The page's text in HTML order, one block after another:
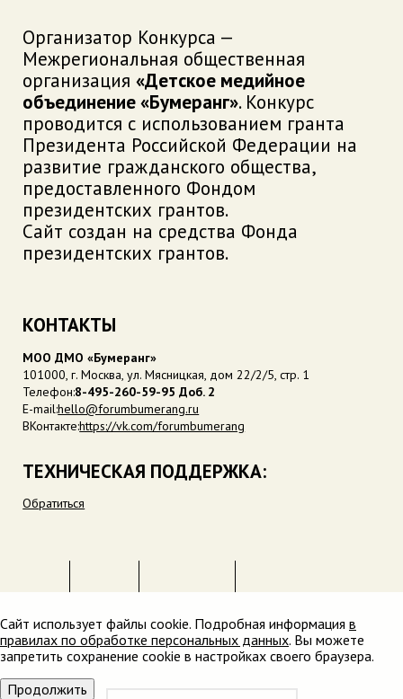
Организатор Конкурса —
Межрегиональная общественная
организация «Детское медийное
объединение «Бумеранг». Конкурс
проводится с использованием гранта
Президента Российской Федерации на
развитие гражданского общества,
предоставленного Фондом
президентских грантов.
Сайт создан на средства Фонда
президентских грантов.
КОНТАКТЫ
МОО ДМО «Бумеранг»
101000, г. Москва, ул. Мясницкая, дом 22/2/5, стр. 1
Телефон:8-495-260-59-95 Доб. 2
E-mail:hello@forumbumerang.ru
ВКонтакте:https://vk.com/forumbumerang
ТЕХНИЧЕСКАЯ ПОДДЕРЖКА:
Обратиться
Сайт использует файлы cookie. Подробная информация в
правилах по обработке персональных данных. Вы можете
запретить сохранение cookie в настройках своего браузера.
Продолжить